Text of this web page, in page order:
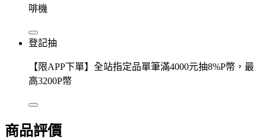
啡機
登記抽
【限APP下單】全站指定品單筆滿4000元抽8%P幣，最
高3200P幣
商品評價